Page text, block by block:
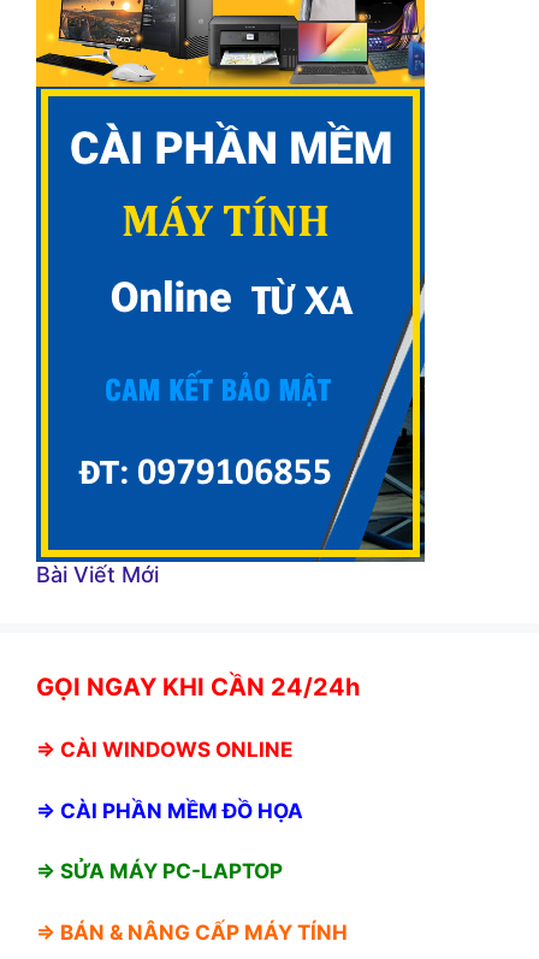
Bài Viết Mới
GỌI NGAY KHI CẦN 24/24h
⇒ CÀI WINDOWS ONLINE
⇒ CÀI PHẦN MỀM ĐỒ HỌA
⇒ SỬA MÁY PC-LAPTOP
⇒ BÁN & NÂNG CẤP MÁY TÍNH